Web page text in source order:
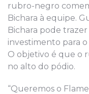
rubro-negro
Bichara à equipe.
Bichara pode
investimento para
O objetivo é que o
no alto do pódio.
“Queremos o